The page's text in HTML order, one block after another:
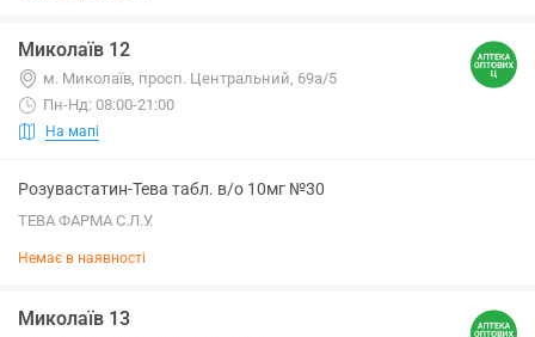
Миколаїв 12
м. Миколаїв, просп. Центральний, 69а/5
Пн-Нд: 08:00-21:00
На мапі
Розувастатин-Тева табл. в/о 10мг №30
ТЕВА ФАРМА С.Л.У.
Немає в наявності
Миколаїв 13